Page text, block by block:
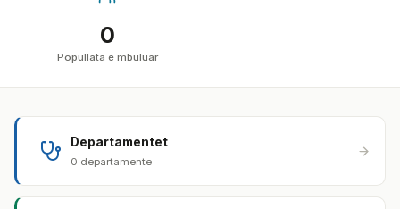
0
Popullata e mbuluar
Departamentet
0 departamente